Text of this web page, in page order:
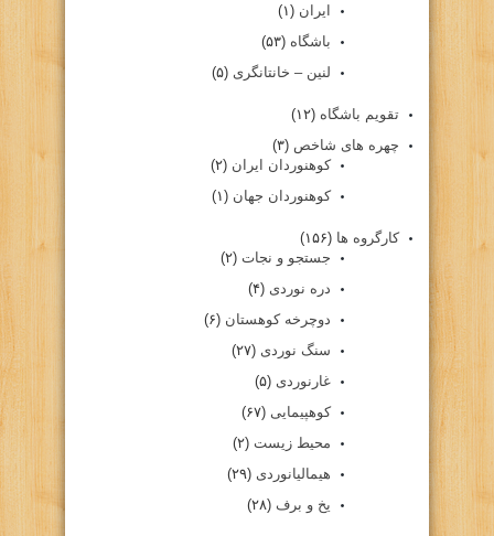
ایران (۱)
باشگاه (۵۳)
لنین – خانتانگری (۵)
تقویم باشگاه (۱۲)
چهره های شاخص (۳)
کوهنوردان ایران (۲)
کوهنوردان جهان (۱)
کارگروه ها (۱۵۶)
جستجو و نجات (۲)
دره نوردی (۴)
دوچرخه کوهستان (۶)
سنگ نوردی (۲۷)
غارنوردی (۵)
کوهپیمایی (۶۷)
محیط زیست (۲)
هیمالیانوردی (۲۹)
یخ و برف (۲۸)